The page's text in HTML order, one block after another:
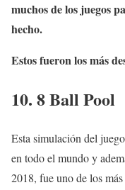
muchos de los juegos
hecho.
Estos fueron los más
10. 8 Ball Pool
Esta simulación del
en todo el mundo y
2018, fue uno de los